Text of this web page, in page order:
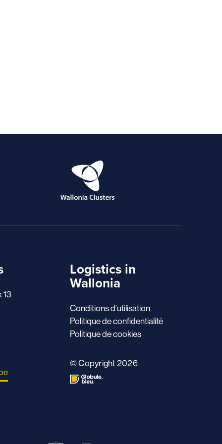
13
Logistics in
Wallonia
Conditions d’utilisation
Politique de confidentialité
Politique de cookies
© Copyright 2026